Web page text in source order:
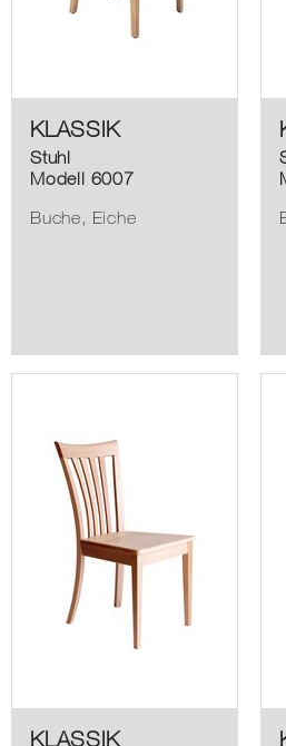
KLASSIK
Stuhl
Modell 6007
Buche, Eiche
KLASSIK